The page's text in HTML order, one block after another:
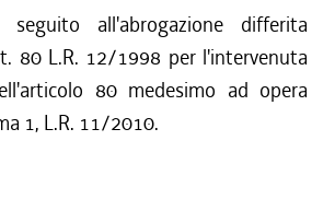
all'abrogazione differita
80 L.R. 12/1998 per l'intervenuta
80 medesimo ad opera
1, L.R. 11/2010.